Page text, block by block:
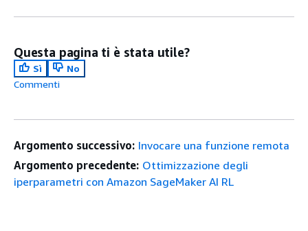
Questa pagina ti è stata utile?
Sì
No
Commenti
Argomento successivo: Invocare una funzione remota
Argomento precedente: Ottimizzazione degli
iperparametri con Amazon SageMaker AI RL